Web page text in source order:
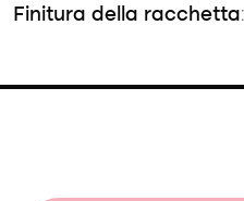
Finitura della racchetta